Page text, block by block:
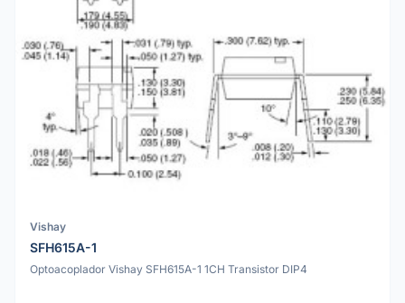
Vishay
SFH615A-1
Optoacoplador Vishay SFH615A-1 1CH Transistor DIP4